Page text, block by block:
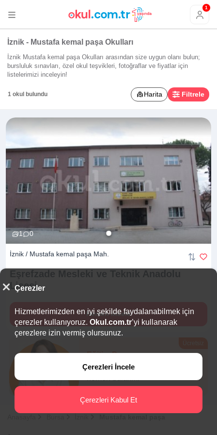
1
İznik - Mustafa kemal paşa Okulları
İznik Mustafa kemal paşa Okulları arasından size uygun olanı bulun;
bursluluk sınavları, özel okul teşvikleri, fotoğraflar ve fiyatlar için
listelerimizi inceleyin!
1 okul bulundu Harita Filtrele
1 0
İznik / Mustafa kemal paşa Mah.
Lisesi
Hemen İncele
Eğitim Danışmanı
Sana en uygun
Çerezler
Hizmetlerimizden en iyi şekilde faydalanabilmek için
çerezler kullanıyoruz. Okul.com.tr’yi kullanarak
çerezlere izin vermiş olursunuz.
Çerezleri İncele
Çerezleri Kabul Et